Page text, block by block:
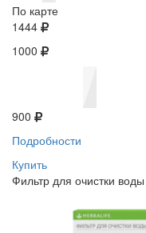
По карте
1444
1000
900
Подробности
Купить
Фильтр для очистки воды